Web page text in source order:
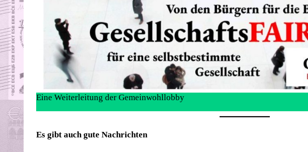
Eine Weiterleitung der Gemeinwohllobby
Es gibt auch gute Nachrichten